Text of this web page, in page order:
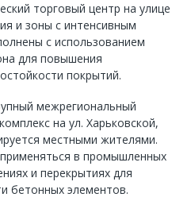
торговый центр на улице
и зоны с интенсивным
с использованием
для повышения
покрытий.
межрегиональный
на ул. Харьковской,
местными жителями.
в промышленных
и перекрытиях для
бетонных элементов.